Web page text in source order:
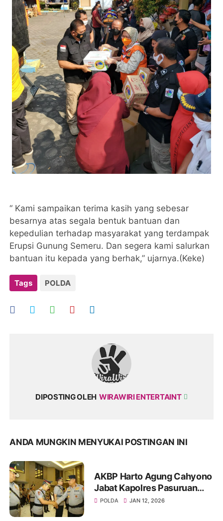
“ Kami sampaikan terima kasih yang sebesar
besarnya atas segala bentuk bantuan dan
kepedulian terhadap masyarakat yang terdampak
Erupsi Gunung Semeru. Dan segera kami salurkan
bantuan itu kepada yang berhak,” ujarnya.(Keke)
Tags POLDA
DIPOSTING OLEH WIRAWIRI ENTERTAINT
ANDA MUNGKIN MENYUKAI POSTINGAN INI
AKBP Harto Agung Cahyono
Jabat Kapolres Pasuruan
Gantikan AKBP Jazuli
POLDA JAN 12, 2026